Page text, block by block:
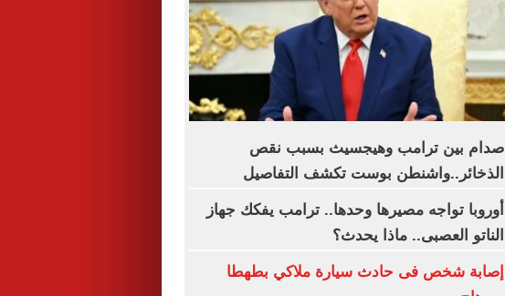
صدام بين ترامب وهيجسيث بسبب نقص
الذخائر..واشنطن بوست تكشف التفاصيل
أوروبا تواجه مصيرها وحدها.. ترامب يفكك جهاز
الناتو العصبى.. ماذا يحدث؟
إصابة شخص فى حادث سيارة ملاكي بطهطا